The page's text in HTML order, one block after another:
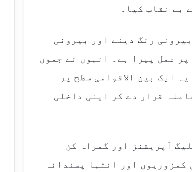
بے نقاب کیا۔
رنگ دینے اور بیرونی
عمل پیرا ہے۔ انہوں نے جموں
ایک بین الاقوامی سطح پر
قرار دے کر اپنی داخلی
آپریشنز اور گمراہ کن
اور انتہا پسندانہ